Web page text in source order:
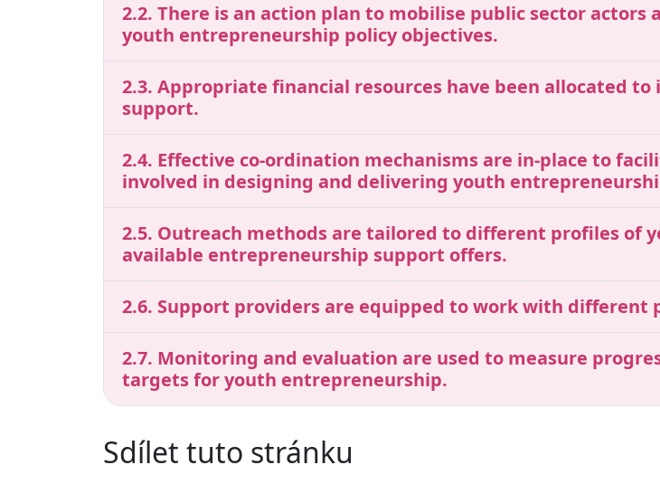
2.2. There is an action plan to mobilise public sector
youth entrepreneurship policy objectives.
2.3. Appropriate financial resources have been allocated
support.
2.4. Effective co-ordination mechanisms are in-place to
involved in designing and delivering youth
2.5. Outreach methods are tailored to different profiles of
available entrepreneurship support offers.
2.6. Support providers are equipped to work with
2.7. Monitoring and evaluation are used to measure
targets for youth entrepreneurship.
Sdílet tuto stránku